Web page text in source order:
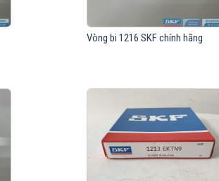
Vòng bi 1216 SKF chính hãng